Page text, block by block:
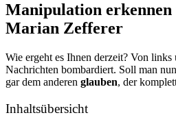
Manipulation erkennen
Marian Zefferer
Wie ergeht es Ihnen derzeit? Von
Nachrichten bombardiert. Soll man
gar dem anderen glauben, der
Inhaltsübersicht